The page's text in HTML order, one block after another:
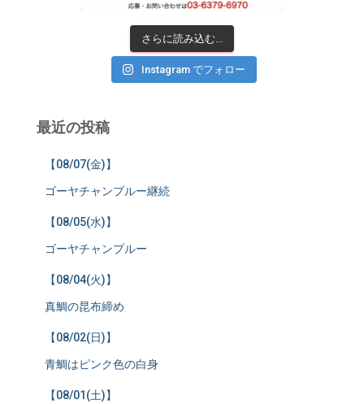
さらに読み込む...
Instagram でフォロー
最近の投稿
【08/07(金)】
ゴーヤチャンプルー継続
【08/05(水)】
ゴーヤチャンプルー
【08/04(火)】
真鯛の昆布締め
【08/02(日)】
青鯛はピンク色の白身
【08/01(土)】